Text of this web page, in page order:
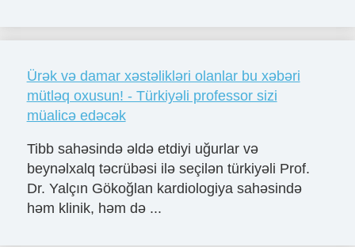
Ürək və damar xəstəlikləri olanlar bu xəbəri
mütləq oxusun! - Türkiyəli professor sizi
müalicə edəcək
Tibb sahəsində əldə etdiyi uğurlar və
beynəlxalq təcrübəsi ilə seçilən türkiyəli Prof.
Dr. Yalçın Gökoğlan kardiologiya sahəsində
həm klinik, həm də ...